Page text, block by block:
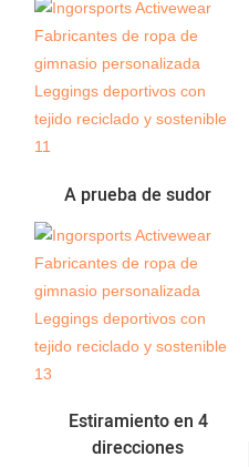
A prueba de sudor
Estiramiento en 4
direcciones